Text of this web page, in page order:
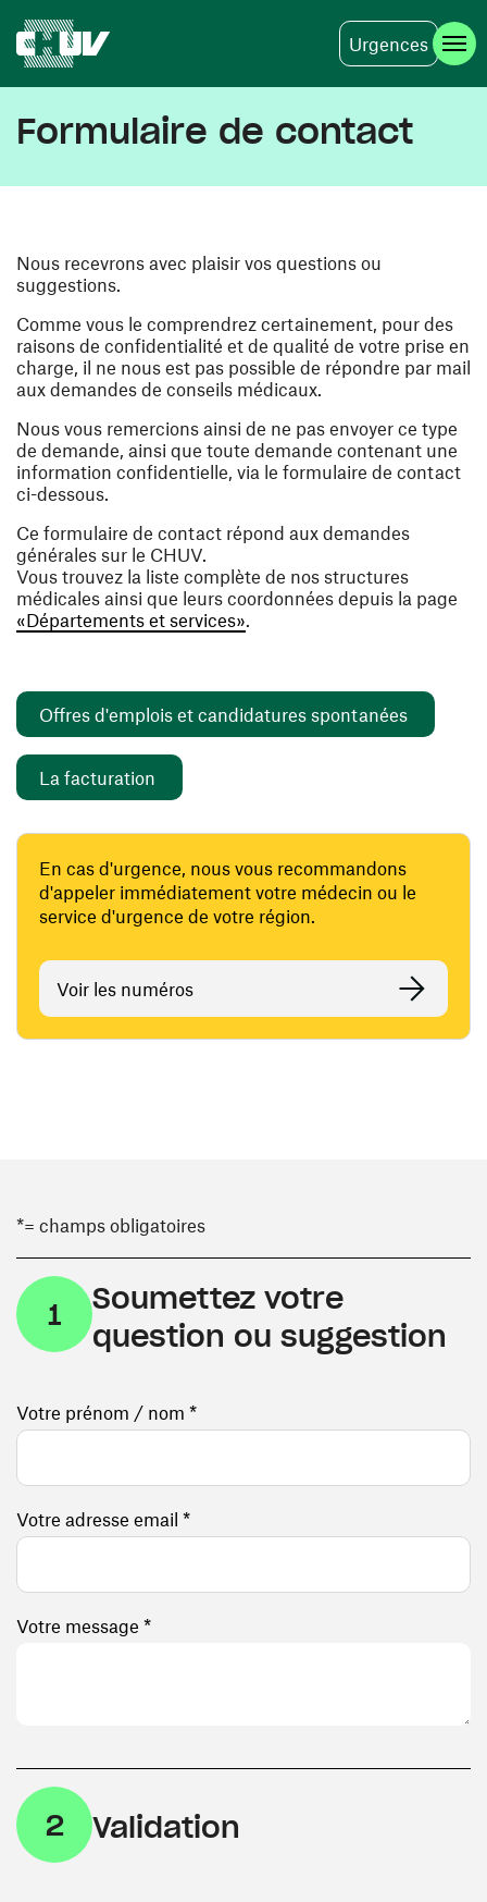
Urgences
Formulaire de contact
Nous recevrons avec plaisir vos questions ou
suggestions.
Comme vous le comprendrez certainement, pour des
raisons de confidentialité et de qualité de votre prise en
charge, il ne nous est pas possible de répondre par mail
aux demandes de conseils médicaux.
Nous vous remercions ainsi de ne pas envoyer ce type
de demande, ainsi que toute demande contenant une
information confidentielle, via le formulaire de contact
ci-dessous.
Ce formulaire de contact répond aux demandes
générales sur le CHUV.
Vous trouvez la liste complète de nos structures
médicales ainsi que leurs coordonnées depuis la page
«Départements et services».
Offres d'emplois et candidatures spontanées
La facturation
En cas d'urgence, nous vous recommandons
d'appeler immédiatement votre médecin ou le
service d'urgence de votre région.
Voir les numéros
*= champs obligatoires
1
Soumettez votre
question ou suggestion
Votre prénom / nom *
Votre adresse email *
Votre message *
2 Validation